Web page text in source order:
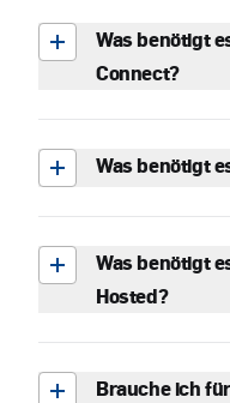
Was benötigt
Connect?
Was benötigt
Was benötigt
Hosted?
Brauche ich